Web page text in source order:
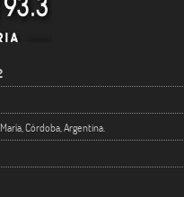
Córdoba, Argentina.